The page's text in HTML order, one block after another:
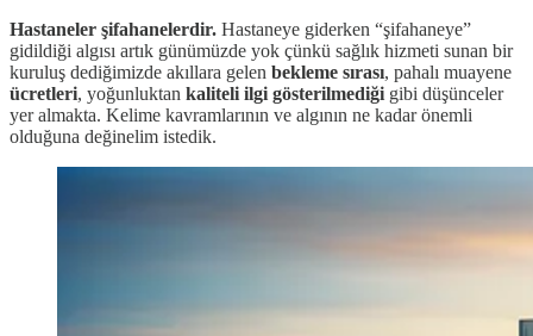
Hastaneler şifahanelerdir. Hastaneye giderken “şifahaneye”
gidildiği algısı artık günümüzde yok çünkü sağlık hizmeti sunan bir
kuruluş dediğimizde akıllara gelen bekleme sırası, pahalı muayene
ücretleri, yoğunluktan kaliteli ilgi gösterilmediği gibi düşünceler
yer almakta. Kelime kavramlarının ve algının ne kadar önemli
olduğuna değinelim istedik.